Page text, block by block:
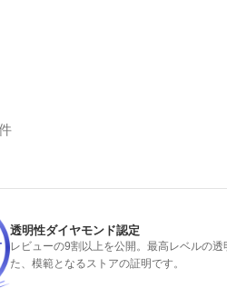
透明性ダイヤモンド認定
レビューの9割以上を公開。最高レベルの透
た、模範となるストアの証明です。